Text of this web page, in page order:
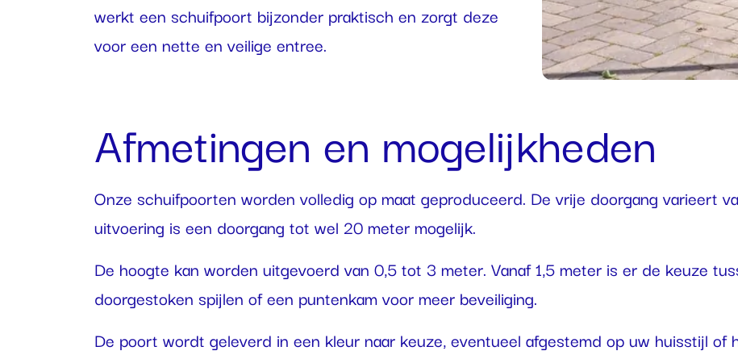
werkt een schuifpoort bijzonder praktisch en zorgt deze
voor een nette en veilige entree.
Afmetingen en mogelijkheden
Onze schuifpoorten worden volledig op maat geproduceerd. De vrije doorgang varieert
uitvoering is een doorgang tot wel 20 meter mogelijk.
De hoogte kan worden uitgevoerd van 0,5 tot 3 meter. Vanaf 1,5 meter is er de keuze
doorgestoken spijlen of een puntenkam voor meer beveiliging.
De poort wordt geleverd in een kleur naar keuze, eventueel afgestemd op uw huisstijl of